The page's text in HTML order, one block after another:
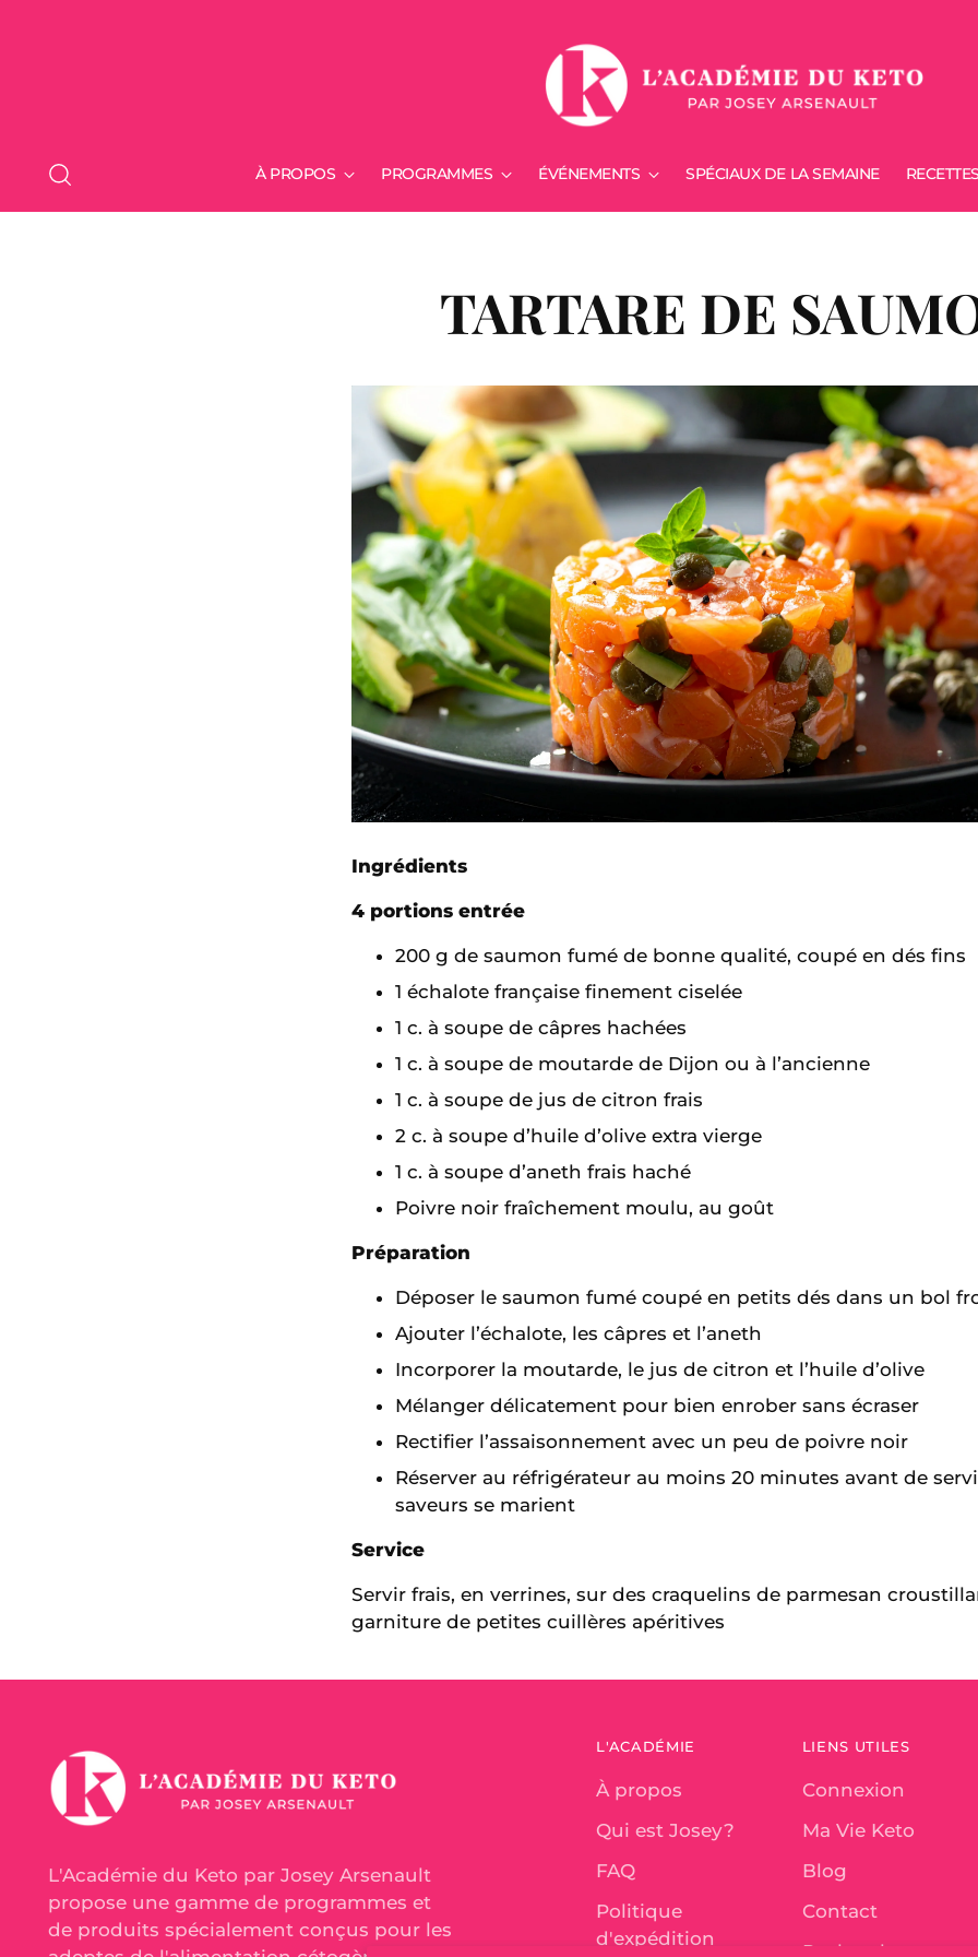
À PROPOS PROGRAMMES ÉVÉNEMENTS SPÉCIAUX DE LA SEMAINE
TARTARE DE
Ingrédients
4 portions entrée
200 g de saumon fumé de bonne qualité, coupé en dés fins
1 échalote française finement ciselée
1 c. à soupe de câpres hachées
1 c. à soupe de moutarde de Dijon ou à l’ancienne
1 c. à soupe de jus de citron frais
2 c. à soupe d’huile d’olive extra vierge
1 c. à soupe d’aneth frais haché
Poivre noir fraîchement moulu, au goût
Préparation
Déposer le saumon fumé coupé en petits dés dans un bol
Ajouter l’échalote, les câpres et l’aneth
Incorporer la moutarde, le jus de citron et l’huile d’olive
Mélanger délicatement pour bien enrober sans écraser
Rectifier l’assaisonnement avec un peu de poivre noir
Réserver au réfrigérateur au moins 20 minutes avant de
saveurs se marient
Service
Servir frais, en verrines, sur des craquelins de parmesan
garniture de petites cuillères apéritives
L'Académie du Keto par Josey Arsenault
propose une gamme de programmes et
de produits spécialement conçus pour les
L'ACADÉMIE
À propos
Qui est Josey?
FAQ
Politique
d'expédition
LIENS UTILES
Connexion
Ma Vie Keto
Blog
Contact
Recherche